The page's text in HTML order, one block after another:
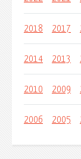
2018 2017
2014 2013
2010 2009
2006 2005